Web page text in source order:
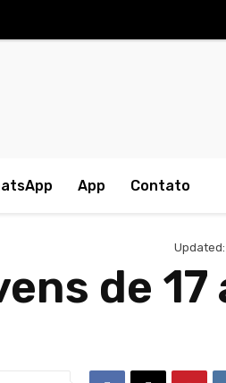
App Contato
Updated:
de 17